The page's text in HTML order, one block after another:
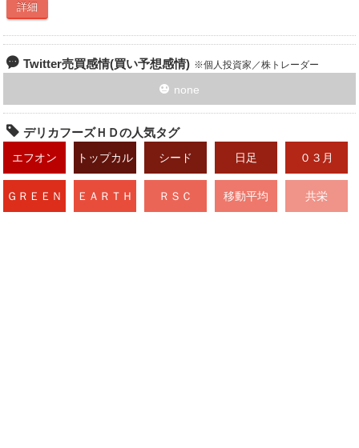
詳細
Twitter売買感情(買い予想感情) 個人投資家／株トレーダー
none
デリカフーズＨＤの人気タグ
エフオン トップカル
チャー
シード 日足 ０３月
ＧＲＥＥＮ ＥＡＲＴＨ ＲＳＣ 移動平均 共栄